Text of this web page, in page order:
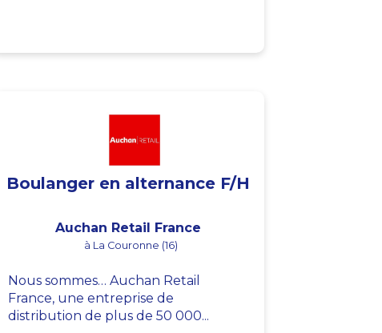
Boulanger en alternance F/H
Auchan Retail France
à La Couronne (16)
Nous sommes… Auchan Retail
France, une entreprise de
distribution de plus de 50 000...